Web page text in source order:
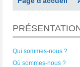
Qui sommes-nous ?
Où sommes-nous ?